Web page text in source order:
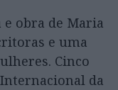
obra de Maria
e uma
Cinco
da